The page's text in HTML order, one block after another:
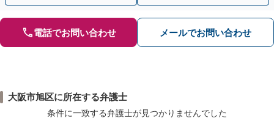
電話でお問い合わせ メールでお問い合わせ
大阪市旭区に所在する弁護士
条件に一致する弁護士が見つかりませんでした